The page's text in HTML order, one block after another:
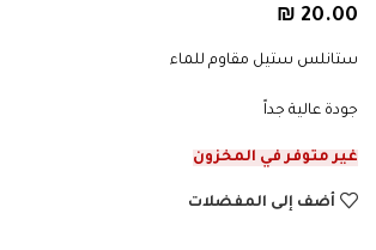
₪ 20.00
ستانلس ستيل مقاوم للماء
جودة عالية جداً
غير متوفر في المخزون
أضف إلى المفضلات